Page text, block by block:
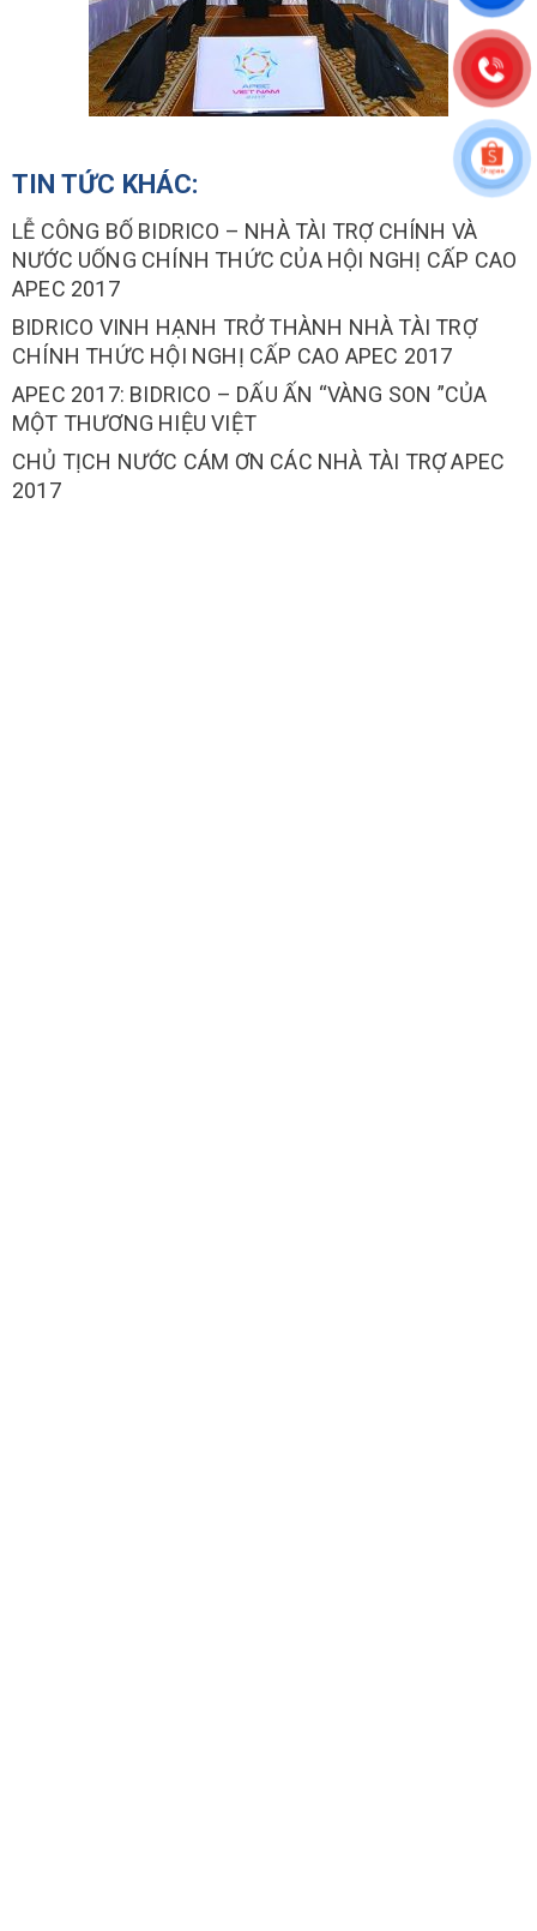
TIN TỨC KHÁC:
LỄ CÔNG BỐ BIDRICO – NHÀ TÀI TRỢ CHÍNH VÀ
NƯỚC UỐNG CHÍNH THỨC CỦA HỘI NGHỊ CẤP CAO
APEC 2017
BIDRICO VINH HẠNH TRỞ THÀNH NHÀ TÀI TRỢ
CHÍNH THỨC HỘI NGHỊ CẤP CAO APEC 2017
APEC 2017: BIDRICO – DẤU ẤN “VÀNG SON ”CỦA
MỘT THƯƠNG HIỆU VIỆT
CHỦ TỊCH NƯỚC CÁM ƠN CÁC NHÀ TÀI TRỢ APEC
2017